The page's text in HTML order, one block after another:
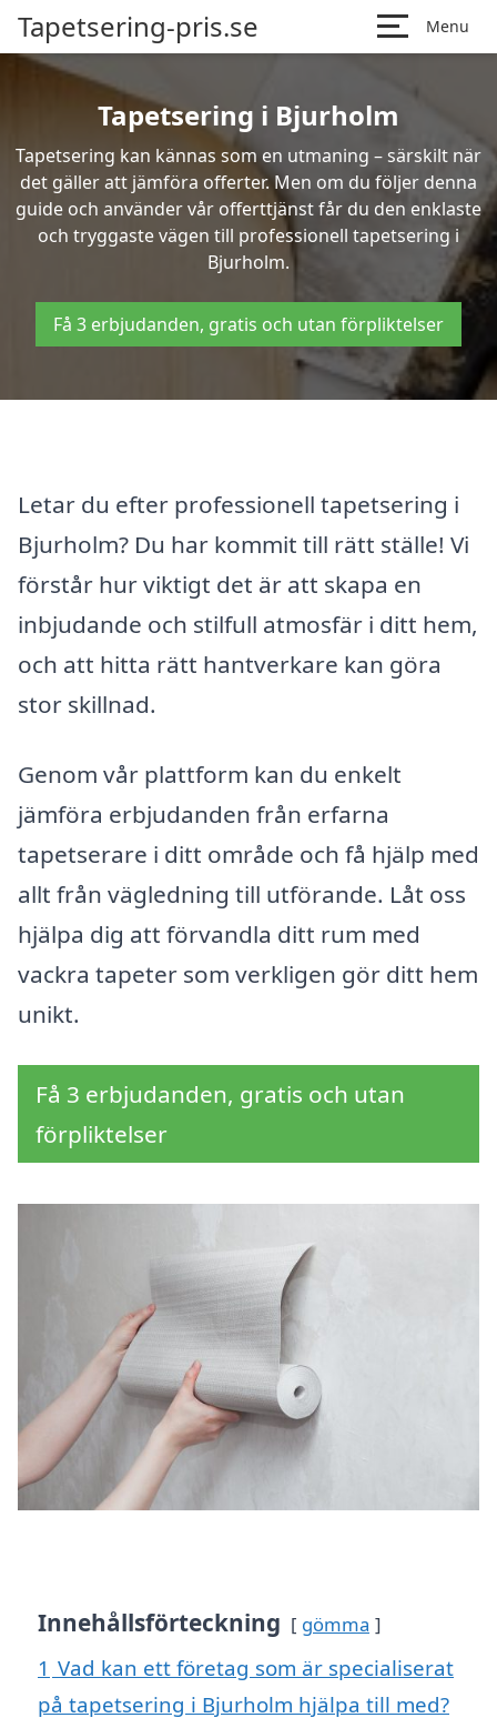
Tapetsering-pris.se Menu
Tapetsering i Bjurholm
Tapetsering kan kännas som en utmaning – särskilt när
det gäller att jämföra offerter. Men om du följer denna
guide och använder vår offerttjänst får du den enklaste
och tryggaste vägen till professionell tapetsering i
Bjurholm.
Få 3 erbjudanden, gratis och utan förpliktelser
Letar du efter professionell tapetsering i
Bjurholm? Du har kommit till rätt ställe! Vi
förstår hur viktigt det är att skapa en
inbjudande och stilfull atmosfär i ditt hem,
och att hitta rätt hantverkare kan göra
stor skillnad.
Genom vår plattform kan du enkelt
jämföra erbjudanden från erfarna
tapetserare i ditt område och få hjälp med
allt från vägledning till utförande. Låt oss
hjälpa dig att förvandla ditt rum med
vackra tapeter som verkligen gör ditt hem
unikt.
Få 3 erbjudanden, gratis och utan
förpliktelser
Innehållsförteckning gömma
1 Vad kan ett företag som är specialiserat
på tapetsering i Bjurholm hjälpa till med?